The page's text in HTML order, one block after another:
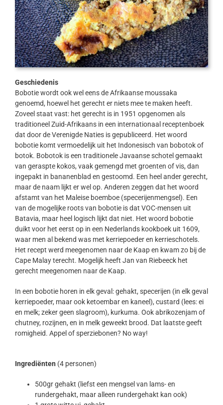
Geschiedenis
Bobotie wordt ook wel eens de Afrikaanse moussaka
genoemd, hoewel het gerecht er niets mee te maken heeft.
Zoveel staat vast: het gerecht is in 1951 opgenomen als
traditioneel Zuid-Afrikaans in een internationaal receptenboek
dat door de Verenigde Naties is gepubliceerd. Het woord
bobotie komt vermoedelijk uit het Indonesisch van bobotok of
botok. Bobotok is een traditionele Javaanse schotel gemaakt
van geraspte kokos, vaak gemengd met groenten of vis, dan
ingepakt in bananenblad en gestoomd. Een heel ander gerecht,
maar de naam lijkt er wel op. Anderen zeggen dat het woord
afstamt van het Maleise boemboe (specerijenmengsel). Een
van de mogelijke roots van bobotie is dat VOC-mensen uit
Batavia, maar heel logisch lijkt dat niet. Het woord bobotie
duikt voor het eerst op in een Nederlands kookboek uit 1609,
waar men al bekend was met kerriepoeder en kerrieschotels.
Het recept werd meegenomen naar de Kaap en kwam zo bij de
Cape Malay terecht. Mogelijk heeft Jan van Riebeeck het
gerecht meegenomen naar de Kaap.
In een bobotie horen in elk geval: gehakt, specerijen (in elk geval
kerriepoeder, maar ook ketoembar en kaneel), custard (lees: ei
en melk; zeker geen slagroom), kurkuma. Ook abrikozenjam of
chutney, rozijnen, en in melk geweekt brood. Dat laatste geeft
romigheid. Appel of sperziebonen? No way!
Ingrediënten (4 personen)
500gr gehakt (liefst een mengsel van lams- en
rundergehakt, maar alleen rundergehakt kan ook)